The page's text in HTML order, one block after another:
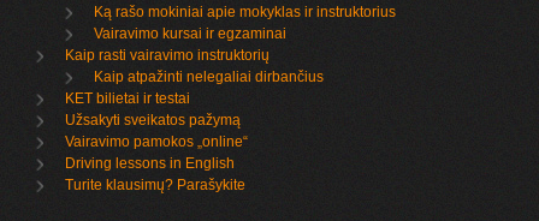
Ką rašo mokiniai apie mokyklas ir instruktorius
Vairavimo kursai ir egzaminai
Kaip rasti vairavimo instruktorių
Kaip atpažinti nelegaliai dirbančius
KET bilietai ir testai
Užsakyti sveikatos pažymą
Vairavimo pamokos „online“
Driving lessons in English
Turite klausimų? Parašykite